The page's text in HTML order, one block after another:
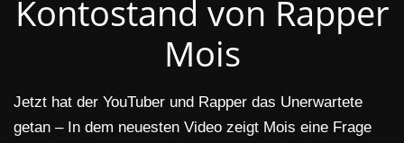
Kontostand von Rapper
Mois
Jetzt hat der YouTuber und Rapper das Unerwartete
getan – In dem neuesten Video zeigt Mois eine Frage